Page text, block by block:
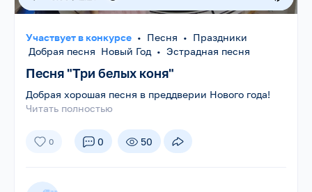
Участвует в конкурсе • Песня • Праздники
Добрая песня Новый Год • Эстрадная песня
Песня "Три белых коня"
Добрая хорошая песня в преддверии Нового года!
Читать полностью
0 0 50